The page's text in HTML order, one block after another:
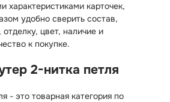
характеристиками карточек,
удобно сверить состав,
цвет, наличие и
к покупке.
2-нитка петля
- это товарная категория по